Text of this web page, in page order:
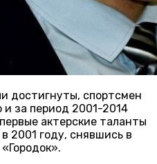
достигнуты, спортсмен
и за период 2001-2014
актерские таланты
2001 году, снявшись в